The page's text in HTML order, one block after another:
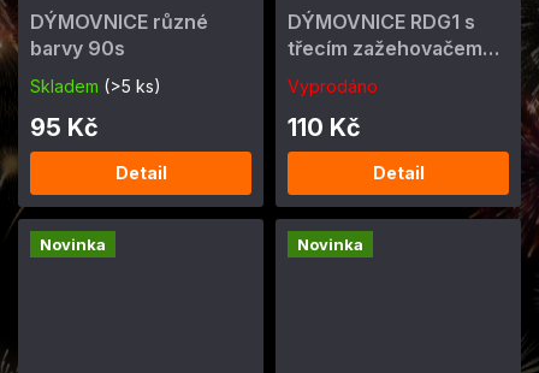
DÝMOVNICE různé
barvy 90s
Skladem (>5 ks)
95 Kč
Detail
DÝMOVNICE RDG1 s
třecím zažehovačem
90s
Vyprodáno
110 Kč
Detail
Novinka Novinka